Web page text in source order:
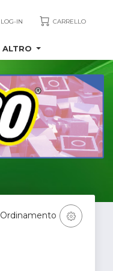
LOG-IN CARRELLO
ALTRO
Ordinamento